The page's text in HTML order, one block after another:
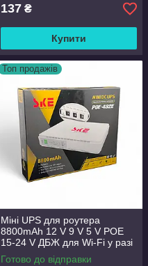
137 ₴
Купити
Топ продажів
Міні UPS для роутера
8800mAh 12 V 9 V 5 V POE
15-24 V ДБЖ для Wi-Fi у разі
вимкнення світла
Готово до відправки